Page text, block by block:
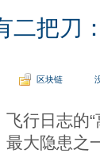
二把刀
区块链
飞行日志的
最大隐患之